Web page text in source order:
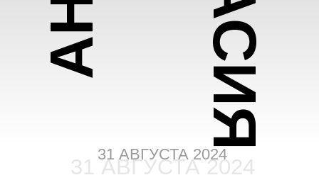
31 АВГУСТА 2024
31 АВГУСТА 2024